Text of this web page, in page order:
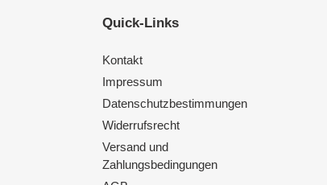
Quick-Links
Kontakt
Impressum
Datenschutzbestimmungen
Widerrufsrecht
Versand und
Zahlungsbedingungen